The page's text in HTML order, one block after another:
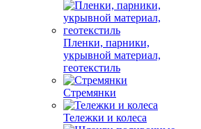
Пленки, парники,
укрывной материал,
геотекстиль
Стремянки
Тележки и колеса